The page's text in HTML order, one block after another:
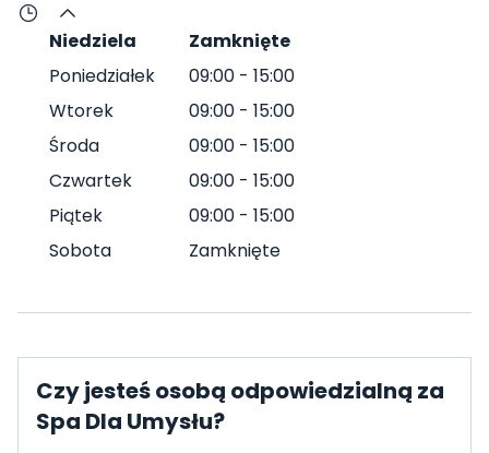
Niedziela
Zamknięte
Poniedziałek
09:00 - 15:00
Wtorek
09:00 - 15:00
Środa
09:00 - 15:00
Czwartek
09:00 - 15:00
Piątek
09:00 - 15:00
Sobota
Zamknięte
Czy jesteś osobą odpowiedzialną za
Spa Dla Umysłu?